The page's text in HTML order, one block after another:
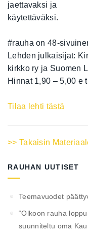
jaettavaksi ja
käytettäväksi.
#rauha on 48-
Lehden julkaisijat:
kirkko ry ja Suomen
Hinnat 1,90 – 5,00 e
Tilaa lehti tästä
>> Takaisin
RAUHAN UUTISET
Teemavuodet
“Olkoon rauha
suunniteltu oma